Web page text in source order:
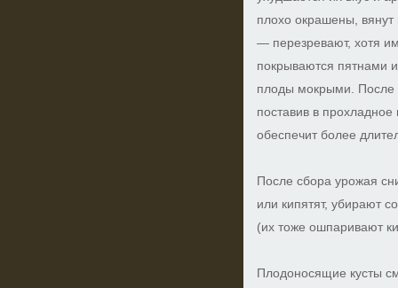
плохо окрашены,
— перезревают, хотя
покрываются пятнами
плоды мокрыми. После
поставив в
обеспечит более
После сбора урожая
или кипятят, убирают
(их тоже ошпаривают
Плодоносящие кусты